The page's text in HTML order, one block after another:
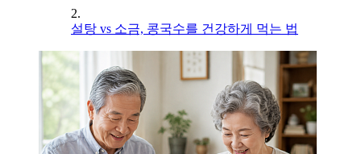
2.
설탕 vs 소금, 콩국수를 건강하게 먹는 법